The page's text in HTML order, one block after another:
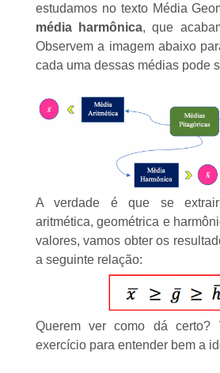
estudamos no texto Média
média harmônica, que
Observem a imagem abaixo
cada uma dessas médias pode
A verdade é que se
aritmética, geométrica e
valores, vamos obter os
a seguinte relação:
Querem ver como dá certo?
exercício para entender bem a